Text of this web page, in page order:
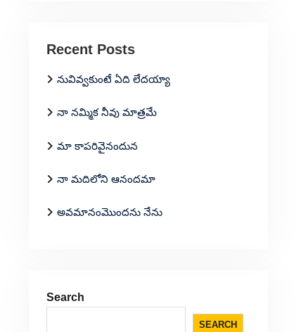
Recent Posts
నువివ్వకుంటే ఏది లేదయ్యా
నా నమ్మిక నీవు మాత్రమే
మా కాపరివైనందున
నా మదిలోని ఆనందమా
అవమానంమొందను నేను
Search
SEARCH